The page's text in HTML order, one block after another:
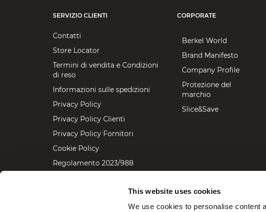
This website uses cookies
We use cookies to personalise content
SERVIZIO CLIENTI
Contatti
Store Locator
Termini di vendita e Condizioni
di reso
Informazioni sulle spedizioni
Privacy Policy
Privacy Policy Clienti
Privacy Policy Fornitori
Cookie Policy
Regolamento 2023/988
CORPORATE
Berkel World
Brand Manifesto
Company Profile
Protezione del
marchio
Slice&Save